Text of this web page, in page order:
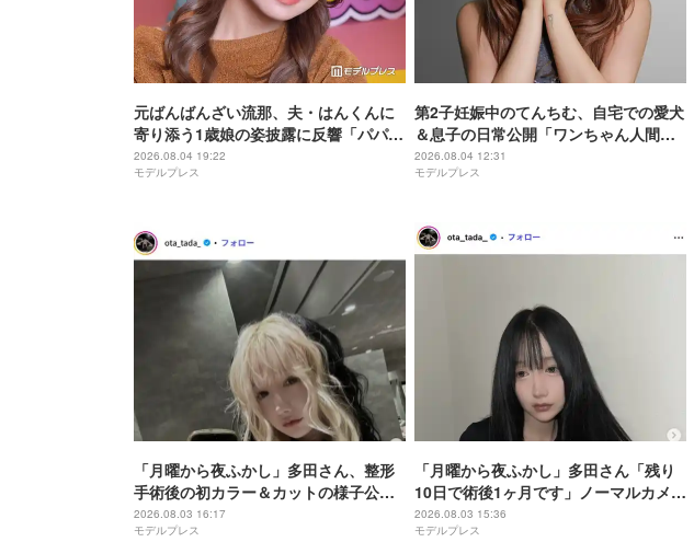
元ばんばんざい流那、夫・はんくんに
寄り添う1歳娘の姿披露に反響「パパ好
きなんだね」「可愛くてキュンキュン
しちゃう」
2026.08.04 19:22
モデルプレス
第2子妊娠中のてんちむ、自宅での愛犬
＆息子の日常公開「ワンちゃん人間み
たいに立っててすごい」「お部屋綺
麗」の声
2026.08.04 12:31
モデルプレス
「月曜から夜ふかし」多田さん、整形
手術後の初カラー＆カットの様子公開
「清楚な感じで可愛い」「どんどん回
復してきてる」
2026.08.03 16:17
モデルプレス
「月曜から夜ふかし」多田さん「残り
10日で術後1ヶ月です」ノーマルカメラ
で整形DTの経過報告「強さに感動」
「早く良くなりますように」と反響
2026.08.03 15:36
モデルプレス